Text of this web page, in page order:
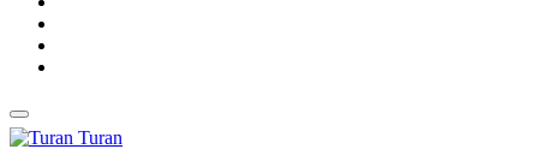
Turan